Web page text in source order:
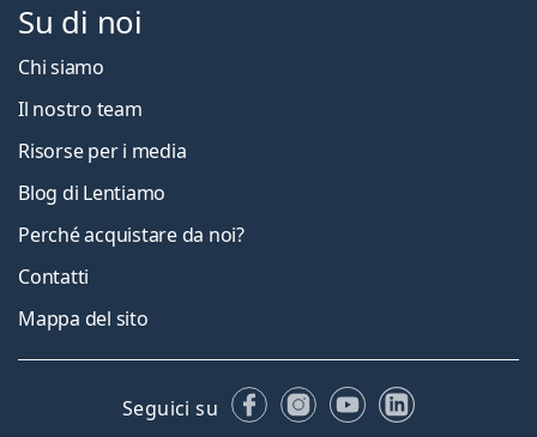
Su di noi
Chi siamo
Il nostro team
Risorse per i media
Blog di Lentiamo
Perché acquistare da noi?
Contatti
Mappa del sito
Seguici su FacebookInstagram
YouTubeLinkedIn